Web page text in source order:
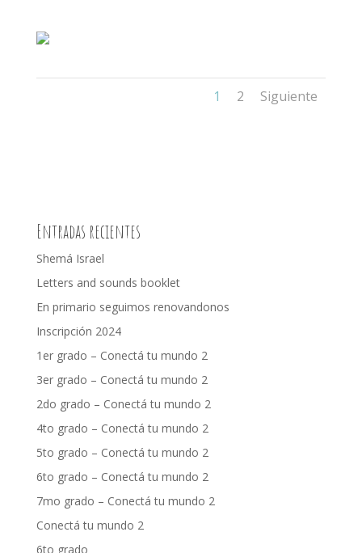
1 2 Siguiente
Entradas recientes
Shemá Israel
Letters and sounds booklet
En primario seguimos renovandonos
Inscripción 2024
1er grado – Conectá tu mundo 2
3er grado – Conectá tu mundo 2
2do grado – Conectá tu mundo 2
4to grado – Conectá tu mundo 2
5to grado – Conectá tu mundo 2
6to grado – Conectá tu mundo 2
7mo grado – Conectá tu mundo 2
Conectá tu mundo 2
6to grado